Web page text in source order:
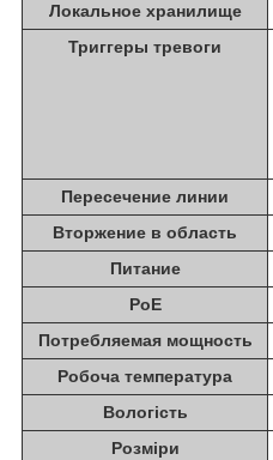
Локальное хранилище
Триггеры тревоги
Пересечение линии
Вторжение в область
Питание
PoE
Потребляемая мощность
Робоча температура
Вологість
Розміри